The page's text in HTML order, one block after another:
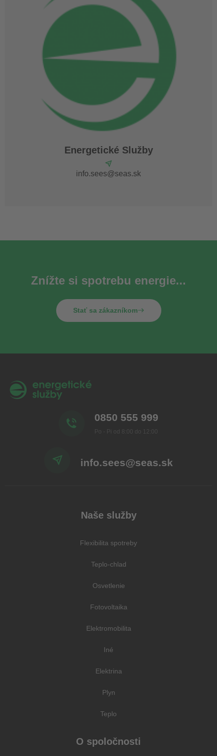
Energetické Služby
info.sees@seas.sk
Znížte si spotrebu energie...
Stať sa zákazníkom
0850 555 999
Po - Pi od 8:00 do 12:00
info.sees@seas.sk
Naše služby
Flexibilita spotreby
Teplo-chlad
Osvetlenie
Fotovoltaika
Elektromobilita
Iné
Elektrina
Plyn
Teplo
O spoločnosti